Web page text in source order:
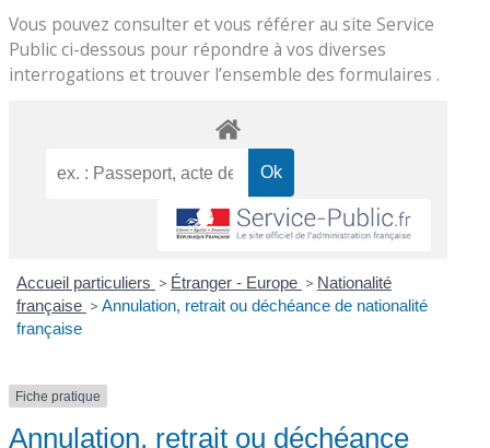
Vous pouvez consulter et vous référer au site Service
Public ci-dessous pour répondre à vos diverses
interrogations et trouver l’ensemble des formulaires .
Accueil particuliers > Étranger - Europe > Nationalité
française > Annulation, retrait ou déchéance de nationalité
française
Fiche pratique
Annulation, retrait ou déchéance